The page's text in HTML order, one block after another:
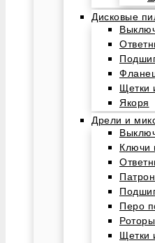
Дисковые
Щетки
Якоря
Дрели и
Ключи
Перо
Щетки